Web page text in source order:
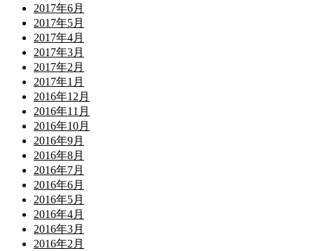
2017年6月
2017年5月
2017年4月
2017年3月
2017年2月
2017年1月
2016年12月
2016年11月
2016年10月
2016年9月
2016年8月
2016年7月
2016年6月
2016年5月
2016年4月
2016年3月
2016年2月